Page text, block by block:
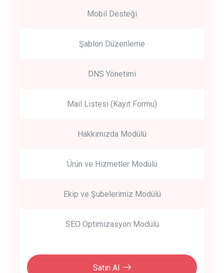
Mobil Desteği
Şablon Düzenleme
DNS Yönetimi
Mail Listesi (Kayıt Formu)
Hakkımızda Modülü
Ürün ve Hizmetler Modülü
Ekip ve Şubelerimiz Modülü
SEO Optimizasyon Modülü
Satın Al